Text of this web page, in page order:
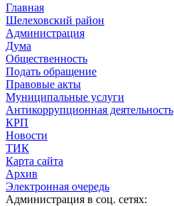
Главная
Шелеховский район
Администрация
Дума
Общественность
Подать обращение
Правовые акты
Муниципальные услуги
Антикоррупционная деятельность
КРП
Новости
ТИК
Карта сайта
Архив
Электронная очередь
Администрация в соц. сетях: